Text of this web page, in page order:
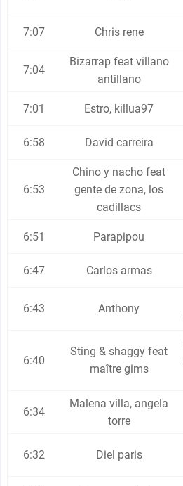
7:07 Chris rene
7:04
Bizarrap feat villano
antillano
7:01 Estro, killua97
6:58 David carreira
6:53
Chino y nacho feat
gente de zona, los
cadillacs
6:51 Parapipou
6:47 Carlos armas
6:43 Anthony
6:40
Sting & shaggy feat
maître gims
6:34
Malena villa, angela
torre
6:32 Diel paris